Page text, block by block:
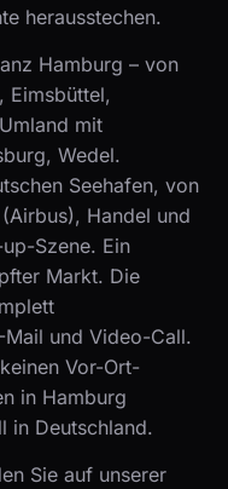
herausstechen.
Hamburg – von
Eimsbüttel,
mit
Wedel.
Seehafen, von
Handel und
Szene. Ein
Markt. Die
und Video-Call.
Vor-Ort-
in Hamburg
in Deutschland.
Sie auf unserer